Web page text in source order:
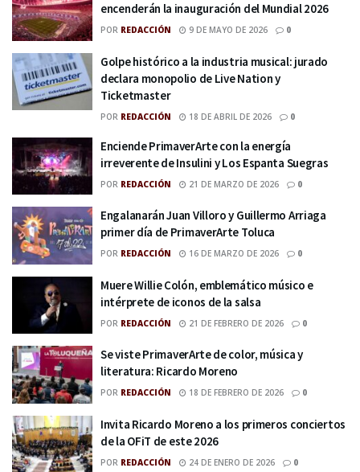
encenderán la inauguración del Mundial 2026
POR REDACCIÓN 9 DE MAYO DE 2026 0
Golpe histórico a la industria musical: jurado
declara monopolio de Live Nation y
Ticketmaster
POR REDACCIÓN 18 DE ABRIL DE 2026 0
Enciende PrimaverArte con la energía
irreverente de Insulini y Los Espanta Suegras
POR REDACCIÓN 21 DE MARZO DE 2026 0
Engalanarán Juan Villoro y Guillermo Arriaga
primer día de PrimaverArte Toluca
POR REDACCIÓN 16 DE MARZO DE 2026 0
Muere Willie Colón, emblemático músico e
intérprete de iconos de la salsa
POR REDACCIÓN 21 DE FEBRERO DE 2026 0
Se viste PrimaverArte de color, música y
literatura: Ricardo Moreno
POR REDACCIÓN 18 DE FEBRERO DE 2026 0
Invita Ricardo Moreno a los primeros conciertos
de la OFiT de este 2026
POR REDACCIÓN 24 DE ENERO DE 2026 0